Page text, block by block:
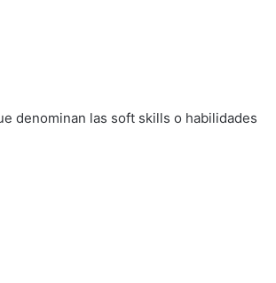
denominan las soft skills o habilidades